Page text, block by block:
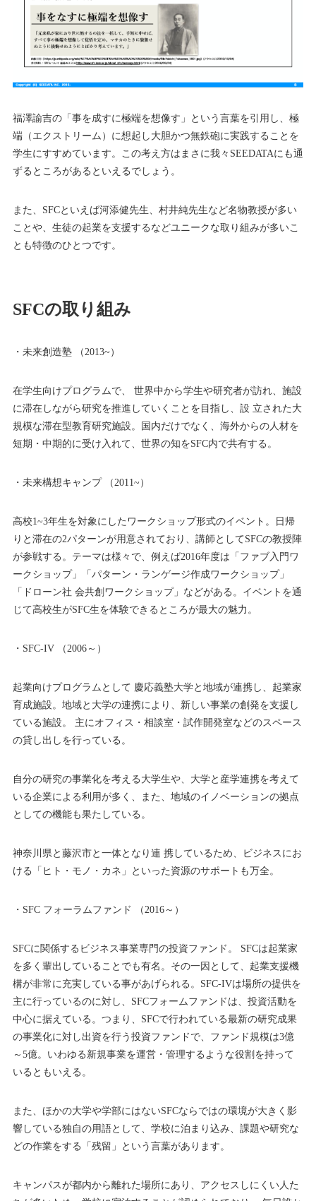
福澤諭吉の「事を成すに極端を想像す」という言葉を引用し、極
端（エクストリーム）に想起し大胆かつ無鉄砲に実践することを
学生にすすめています。この考え方はまさに我々SEEDATAにも通
ずるところがあるといえるでしょう。
また、SFCといえば河添健先生、村井純先生など名物教授が多い
ことや、生徒の起業を支援するなどユニークな取り組みが多いこ
とも特徴のひとつです。
SFCの取り組み
・未来創造塾 （2013~）
在学生向けプログラムで、 世界中から学生や研究者が訪れ、施設
に滞在しながら研究を推進していくことを目指し、設 立された大
規模な滞在型教育研究施設。国内だけでなく、海外からの人材を
短期・中期的に受け入れて、世界の知をSFC内で共有する。
・未来構想キャンプ （2011~）
高校1~3年生を対象にしたワークショップ形式のイベント。日帰
りと滞在の2パターンが用意されており、講師としてSFCの教授陣
が参戦する。テーマは様々で、例えば2016年度は「ファブ入門ワ
ークショップ」「パターン・ランゲージ作成ワークショップ」
「ドローン社 会共創ワークショップ」などがある。イベントを通
じて高校生がSFC生を体験できるところが最大の魅力。
・SFC-IV （2006～）
起業向けプログラムとして 慶応義塾大学と地域が連携し、起業家
育成施設。地域と大学の連携により、新しい事業の創発を支援し
ている施設。 主にオフィス・相談室・試作開発室などのスペース
の貸し出しを行っている。
自分の研究の事業化を考える大学生や、大学と産学連携を考えて
いる企業による利用が多く、また、地域のイノベーションの拠点
としての機能も果たしている。
神奈川県と藤沢市と一体となり連 携しているため、ビジネスにお
ける「ヒト・モノ・カネ」といった資源のサポートも万全。
・SFC フォーラムファンド （2016～）
SFCに関係するビジネス事業専門の投資ファンド。 SFCは起業家
を多く輩出していることでも有名。その一因として、起業支援機
構が非常に充実している事があげられる。SFC-IVは場所の提供を
主に行っているのに対し、SFCフォームファンドは、投資活動を
中心に据えている。つまり、SFCで行われている最新の研究成果
の事業化に対し出資を行う投資ファンドで、ファンド規模は3億
～5億。いわゆる新規事業を運営・管理するような役割を持って
いるともいえる。
また、ほかの大学や学部にはないSFCならではの環境が大きく影
響している独自の用語として、学校に泊まり込み、課題や研究な
どの作業をする「残留」という言葉があります。
キャンパスが都内から離れた場所にあり、アクセスしにくい人た